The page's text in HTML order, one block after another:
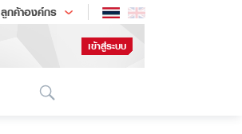
ลูกค้าองค์กร
เทรนด์เทคโนโลยี
เข้าสู่ระบบ